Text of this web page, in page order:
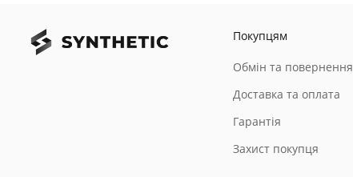
Покупцям
Обмін та повернення
Доставка та оплата
Гарантія
Захист покупця